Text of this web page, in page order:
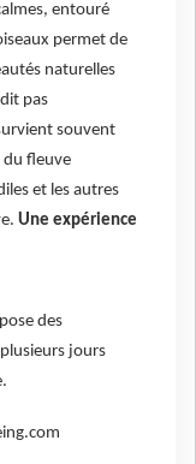
entouré
permet de
naturelles
pas
souvent
du fleuve
et les autres
Une expérience
des
jours